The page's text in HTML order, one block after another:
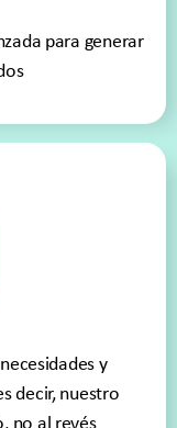
para generar
y
decir, nuestro
no al revés